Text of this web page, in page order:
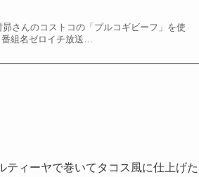
さんのコストコの「プルコギビーフ」を使
組名ゼロイチ放送…
ティーヤで巻いてタコス風に仕上げた